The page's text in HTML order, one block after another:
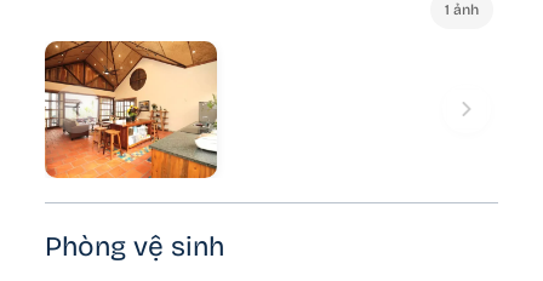
1 ảnh
Phòng vệ sinh